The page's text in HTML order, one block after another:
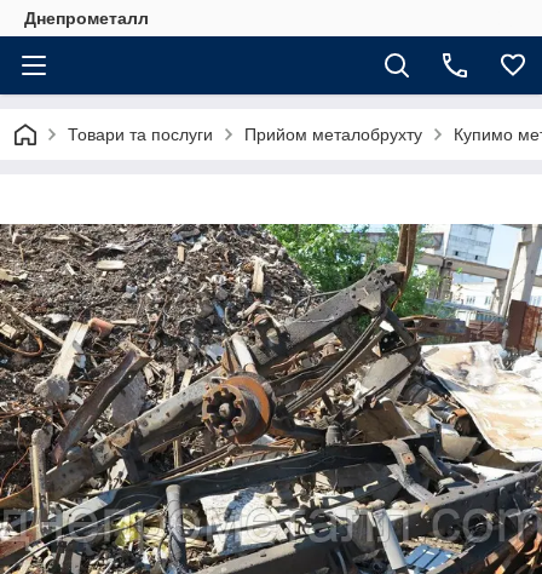
Днепрометалл
Товари та послуги Прийом металобрухту Купимо